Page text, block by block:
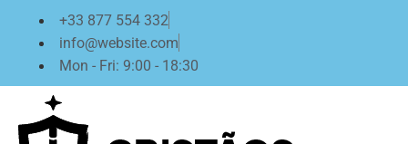
conteúdo
+33 877 554 332
info@website.com
Mon - Fri: 9:00 - 18:30